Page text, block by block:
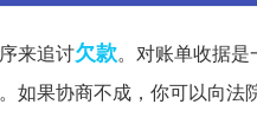
来追讨欠款。对账单收据是
如果协商不成，你可以向法